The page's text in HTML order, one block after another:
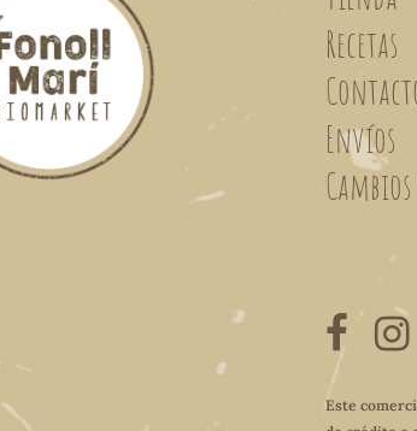
Recetas
Envíos
Este